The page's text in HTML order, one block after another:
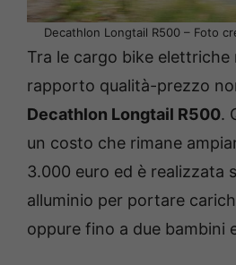
Decathlon Longtail R500 – Foto
Tra le cargo bike elettriche
rapporto qualità-prezzo
Decathlon Longtail R500.
un costo che rimane
3.000 euro ed è realizzata
alluminio per portare
oppure fino a due bambini